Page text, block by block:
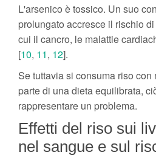
L'arsenico è tossico. Un suo
prolungato accresce il rischio
cui il cancro, le malattie
[10, 11, 12].
Se tuttavia si consuma riso
parte di una dieta equilibrata,
rappresentare un problema.
Effetti del riso sui
nel sangue e sul